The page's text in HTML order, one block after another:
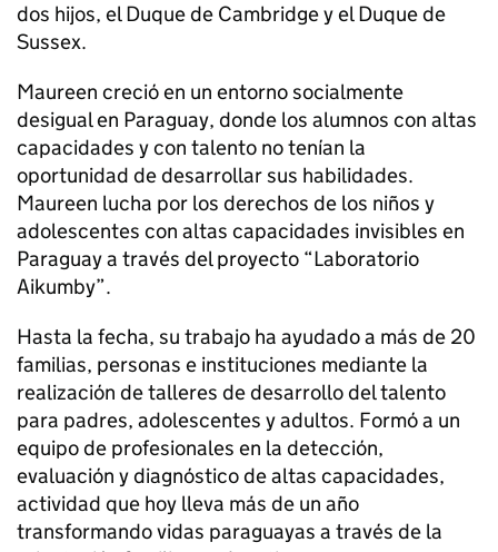
dos hijos, el Duque de Cambridge y el Duque de
Sussex.
Maureen creció en un entorno socialmente
desigual en Paraguay, donde los alumnos con altas
capacidades y con talento no tenían la
oportunidad de desarrollar sus habilidades.
Maureen lucha por los derechos de los niños y
adolescentes con altas capacidades invisibles en
Paraguay a través del proyecto “Laboratorio
Aikumby”.
Hasta la fecha, su trabajo ha ayudado a más de 20
familias, personas e instituciones mediante la
realización de talleres de desarrollo del talento
para padres, adolescentes y adultos. Formó a un
equipo de profesionales en la detección,
evaluación y diagnóstico de altas capacidades,
actividad que hoy lleva más de un año
transformando vidas paraguayas a través de la